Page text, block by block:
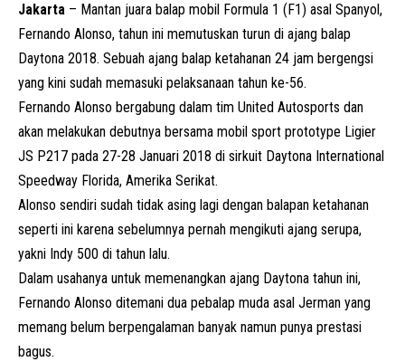
Jakarta – Mantan juara balap mobil Formula 1 (F1) asal Spanyol,
Fernando Alonso, tahun ini memutuskan turun di ajang balap
Daytona 2018. Sebuah ajang balap ketahanan 24 jam bergengsi
yang kini sudah memasuki pelaksanaan tahun ke-56.
Fernando Alonso bergabung dalam tim United Autosports dan
akan melakukan debutnya bersama mobil sport prototype Ligier
JS P217 pada 27-28 Januari 2018 di sirkuit Daytona International
Speedway Florida, Amerika Serikat.
Alonso sendiri sudah tidak asing lagi dengan balapan ketahanan
seperti ini karena sebelumnya pernah mengikuti ajang serupa,
yakni Indy 500 di tahun lalu.
Dalam usahanya untuk memenangkan ajang Daytona tahun ini,
Fernando Alonso ditemani dua pebalap muda asal Jerman yang
memang belum berpengalaman banyak namun punya prestasi
bagus.